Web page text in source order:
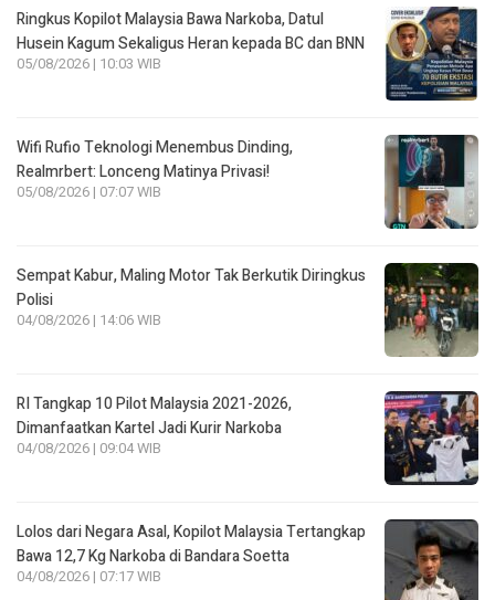
Ringkus Kopilot Malaysia Bawa Narkoba, Datul
Husein Kagum Sekaligus Heran kepada BC dan BNN
05/08/2026 | 10:03 WIB
Wifi Rufio Teknologi Menembus Dinding,
Realmrbert: Lonceng Matinya Privasi!
05/08/2026 | 07:07 WIB
Sempat Kabur, Maling Motor Tak Berkutik Diringkus
Polisi
04/08/2026 | 14:06 WIB
RI Tangkap 10 Pilot Malaysia 2021-2026,
Dimanfaatkan Kartel Jadi Kurir Narkoba
04/08/2026 | 09:04 WIB
Lolos dari Negara Asal, Kopilot Malaysia Tertangkap
Bawa 12,7 Kg Narkoba di Bandara Soetta
04/08/2026 | 07:17 WIB